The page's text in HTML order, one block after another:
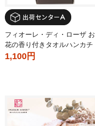
フィオーレ・ディ・ローザ お
花の香り付きタオルハンカチ
1,100円